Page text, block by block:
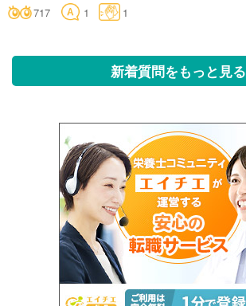
717 1 1
新着質問をもっと見る